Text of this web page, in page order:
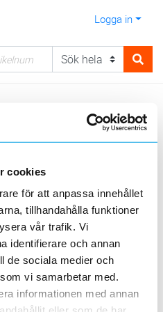
cookies
för att anpassa innehållet
tillhandahålla funktioner
vår trafik. Vi
identifierare och annan
de sociala medier och
vi samarbetar med.
informationen med annan
Logga in
20 50 100 200
Alla 1 st